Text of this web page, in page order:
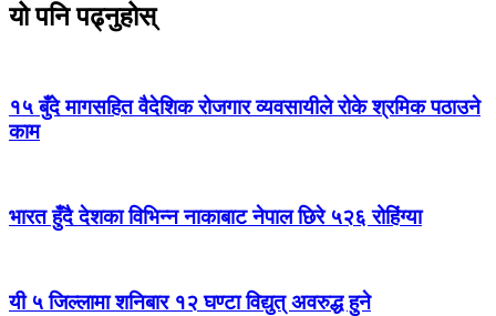
यो पनि पढ्नुहोस्
१५ बुँदे मागसहित वैदेशिक रोजगार व्यवसायीले रोके श्रमिक पठाउने
काम
भारत हुँदै देशका विभिन्न नाकाबाट नेपाल छिरे ५२६ रोहिंग्या
यी ५ जिल्लामा शनिबार १२ घण्टा विद्युत् अवरुद्ध हुने